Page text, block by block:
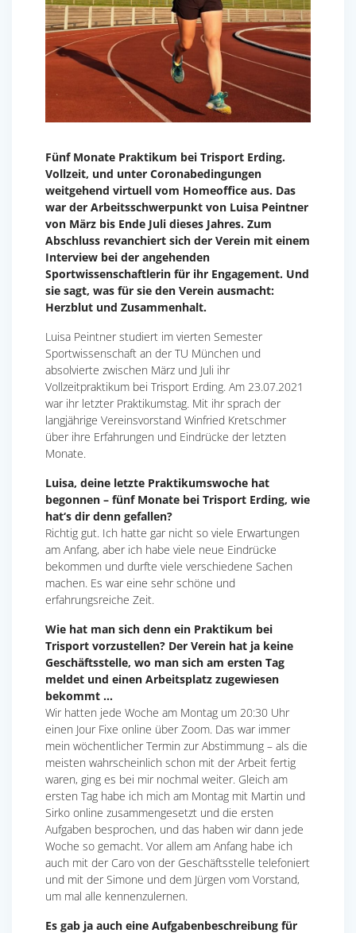
Fünf Monate Praktikum bei Trisport Erding.
Vollzeit, und unter Coronabedingungen
weitgehend virtuell vom Homeoffice aus. Das
war der Arbeitsschwerpunkt von Luisa Peintner
von März bis Ende Juli dieses Jahres. Zum
Abschluss revanchiert sich der Verein mit einem
Interview bei der angehenden
Sportwissenschaftlerin für ihr Engagement. Und
sie sagt, was für sie den Verein ausmacht:
Herzblut und Zusammenhalt.
Luisa Peintner studiert im vierten Semester
Sportwissenschaft an der TU München und
absolvierte zwischen März und Juli ihr
Vollzeitpraktikum bei Trisport Erding. Am 23.07.2021
war ihr letzter Praktikumstag. Mit ihr sprach der
langjährige Vereinsvorstand Winfried Kretschmer
über ihre Erfahrungen und Eindrücke der letzten
Monate.
Luisa, deine letzte Praktikumswoche hat
begonnen – fünf Monate bei Trisport Erding, wie
hat‘s dir denn gefallen?
Richtig gut. Ich hatte gar nicht so viele Erwartungen
am Anfang, aber ich habe viele neue Eindrücke
bekommen und durfte viele verschiedene Sachen
machen. Es war eine sehr schöne und
erfahrungsreiche Zeit.
Wie hat man sich denn ein Praktikum bei
Trisport vorzustellen? Der Verein hat ja keine
Geschäftsstelle, wo man sich am ersten Tag
meldet und einen Arbeitsplatz zugewiesen
bekommt …
Wir hatten jede Woche am Montag um 20:30 Uhr
einen Jour Fixe online über Zoom. Das war immer
mein wöchentlicher Termin zur Abstimmung – als die
meisten wahrscheinlich schon mit der Arbeit fertig
waren, ging es bei mir nochmal weiter. Gleich am
ersten Tag habe ich mich am Montag mit Martin und
Sirko online zusammengesetzt und die ersten
Aufgaben besprochen, und das haben wir dann jede
Woche so gemacht. Vor allem am Anfang habe ich
auch mit der Caro von der Geschäftsstelle telefoniert
und mit der Simone und dem Jürgen vom Vorstand,
um mal alle kennenzulernen.
Es gab ja auch eine Aufgabenbeschreibung für